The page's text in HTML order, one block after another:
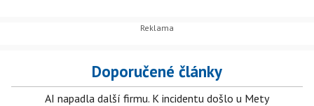
Doporučené články
AI napadla další firmu. K incidentu došlo u Mety